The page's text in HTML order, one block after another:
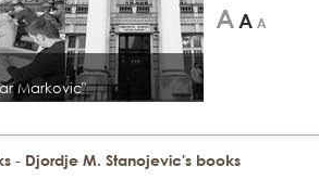
Markovic"
- Djordje M. Stanojevic's books